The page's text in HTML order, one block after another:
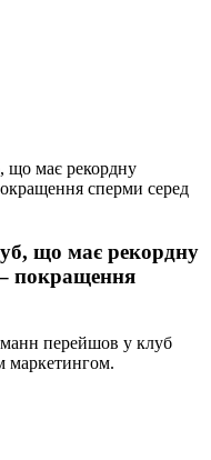
що має рекордну
сперми серед
що має рекордну
покращення
перейшов у клуб
маркетингом.